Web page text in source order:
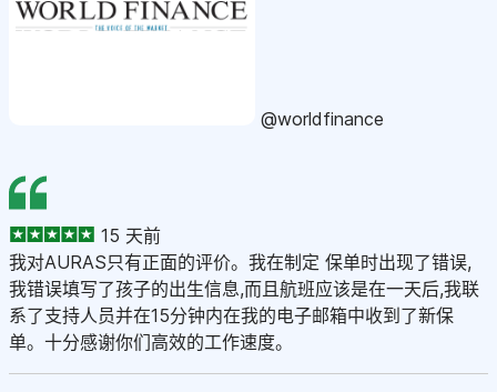
@worldfinance
15 天前
我对AURAS只有正面的评价。我在制定 保单时出现了错误,
我错误填写了孩子的出生信息,而且航班应该是在一天后,我联
系了支持人员并在15分钟内在我的电子邮箱中收到了新保
单。十分感谢你们高效的工作速度。